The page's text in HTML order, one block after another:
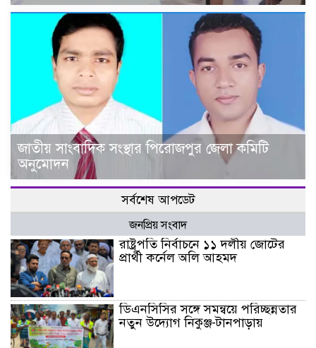
জাতীয় সাংবাদিক সংস্থার পিরোজপুর জেলা কমিটি
অনুমোদন
সর্বশেষ আপডেট
জনপ্রিয় সংবাদ
রাষ্ট্রপতি নির্বাচনে ১১ দলীয় জোটের
প্রার্থী কর্নেল অলি আহমদ
ডিএনসিসির সঙ্গে সমন্বয়ে পরিচ্ছন্নতার
নতুন উদ্যোগ নিকুঞ্জ-টানপাড়ায়